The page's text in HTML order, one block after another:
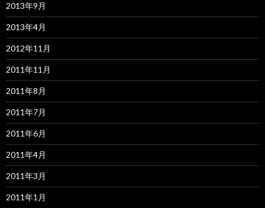
2013年9月
2013年4月
2012年11月
2011年11月
2011年8月
2011年7月
2011年6月
2011年4月
2011年3月
2011年1月